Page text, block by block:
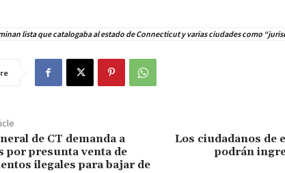
lista que catalogaba al estado de Connecticut y varias ciudades como
de CT demanda a
por presunta venta de
ilegales para bajar de
Los ciudadanos de
podrán